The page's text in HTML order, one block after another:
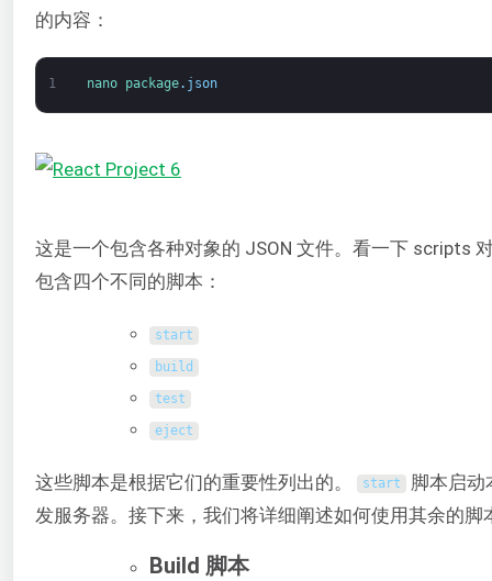
的内容：
1 nano package. json
这是一个包含各种对象的 JSON 文件。看一下 scripts
包含四个不同的脚本：
start
build
test
eject
这些脚本是根据它们的重要性列出的。 start 脚本启动
发服务器。接下来，我们将详细阐述如何使用其余的脚
Build 脚本